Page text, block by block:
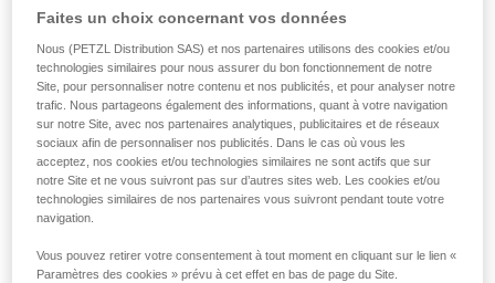
Procédure pour retirer les aimants
Faites un choix concernant vos données
Nous (PETZL Distribution SAS) et nos partenaires utilisons des cookies et/ou
technologies similaires pour nous assurer du bon fonctionnement de notre
Site, pour personnaliser notre contenu et nos publicités, et pour analyser notre
trafic. Nous partageons également des informations, quant à votre navigation
sur notre Site, avec nos partenaires analytiques, publicitaires et de réseaux
sociaux afin de personnaliser nos publicités. Dans le cas où vous les
acceptez, nos cookies et/ou technologies similaires ne sont actifs que sur
notre Site et ne vous suivront pas sur d’autres sites web. Les cookies et/ou
technologies similaires de nos partenaires vous suivront pendant toute votre
navigation.
Vous pouvez retirer votre consentement à tout moment en cliquant sur le lien «
Paramètres des cookies » prévu à cet effet en bas de page du Site.